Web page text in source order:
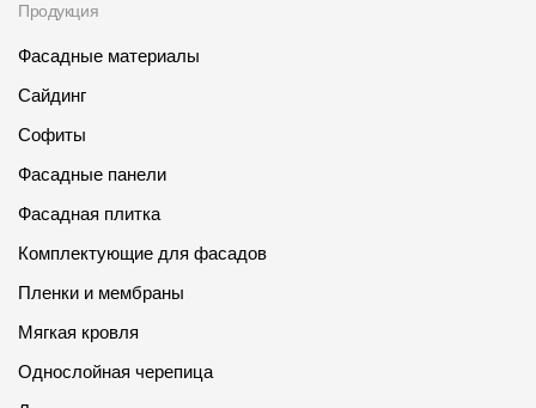
Продукция
Фасадные материалы
Сайдинг
Софиты
Фасадные панели
Фасадная плитка
Комплектующие для фасадов
Пленки и мембраны
Мягкая кровля
Однослойная черепица